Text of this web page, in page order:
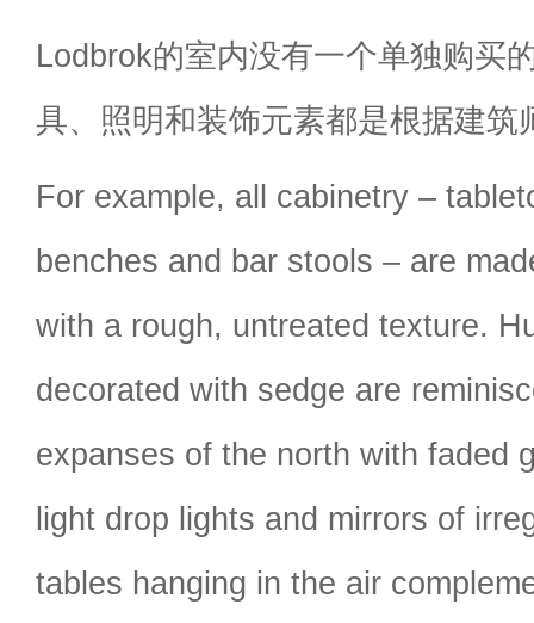
Lodbrok的室内没有一个单独购
具、照明和装饰元素都是根据建筑
For example, all cabinetry –
benches and bar stools – are
with a rough, untreated texture.
decorated with sedge are
expanses of the north with faded
light drop lights and mirrors of
tables hanging in the air